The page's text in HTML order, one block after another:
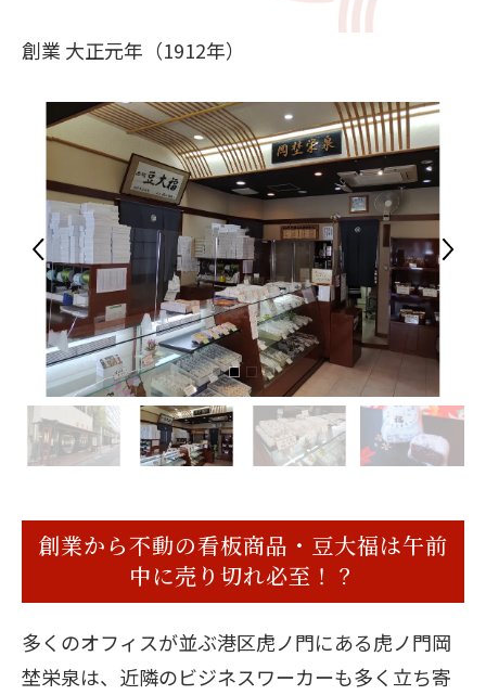
創業 大正元年（1912年）
創業から不動の看板商品・豆大福は午前
中に売り切れ必至！？
多くのオフィスが並ぶ港区虎ノ門にある虎ノ門岡
埜栄泉は、近隣のビジネスワーカーも多く立ち寄